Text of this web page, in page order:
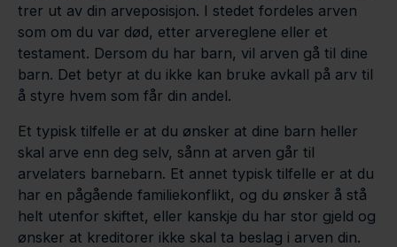
trer ut av din arveposisjon. I stedet fordeles arven
som om du var død, etter arvereglene eller et
testament. Dersom du har barn, vil arven gå til dine
barn. Det betyr at du ikke kan bruke avkall på arv til
å styre hvem som får din andel.
Et typisk tilfelle er at du ønsker at dine barn heller
skal arve enn deg selv, sånn at arven går til
arvelaters barnebarn. Et annet typisk tilfelle er at du
har en pågående familiekonflikt, og du ønsker å stå
helt utenfor skiftet, eller kanskje du har stor gjeld og
ønsker at kreditorer ikke skal ta beslag i arven din.